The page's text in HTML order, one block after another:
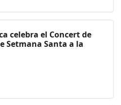
celebra el Concert de
Setmana Santa a la